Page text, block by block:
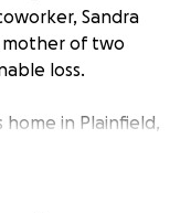
Sandra
mother of two
loss.
home in Plainfield,
by the